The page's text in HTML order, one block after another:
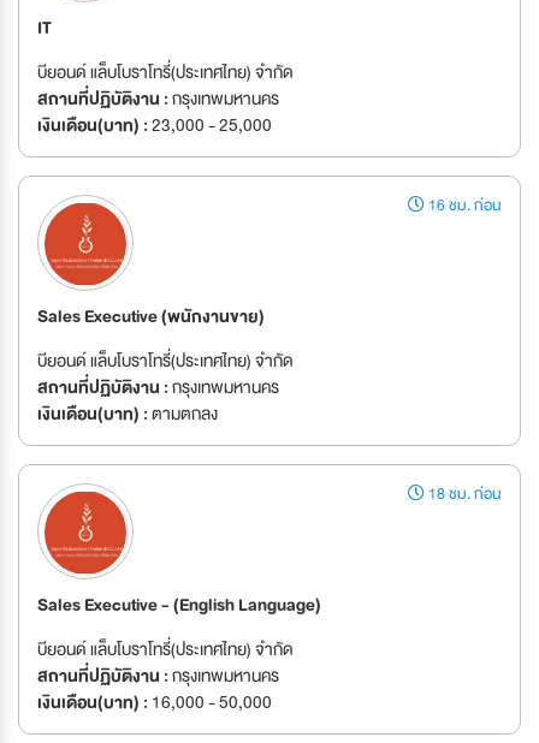
IT
บียอนด์ แล็บโบราโทรี่(ประเทศไทย) จำกัด
สถานที่ปฏิบัติงาน :กรุงเทพมหานคร
เงินเดือน(บาท) :23,000 - 25,000
16 ชม. ก่อน
Sales Executive (พนักงานขาย)
บียอนด์ แล็บโบราโทรี่(ประเทศไทย) จำกัด
สถานที่ปฏิบัติงาน :กรุงเทพมหานคร
เงินเดือน(บาท) :ตามตกลง
18 ชม. ก่อน
Sales Executive - (English Language)
บียอนด์ แล็บโบราโทรี่(ประเทศไทย) จำกัด
สถานที่ปฏิบัติงาน :กรุงเทพมหานคร
เงินเดือน(บาท) : 16,000 - 50,000